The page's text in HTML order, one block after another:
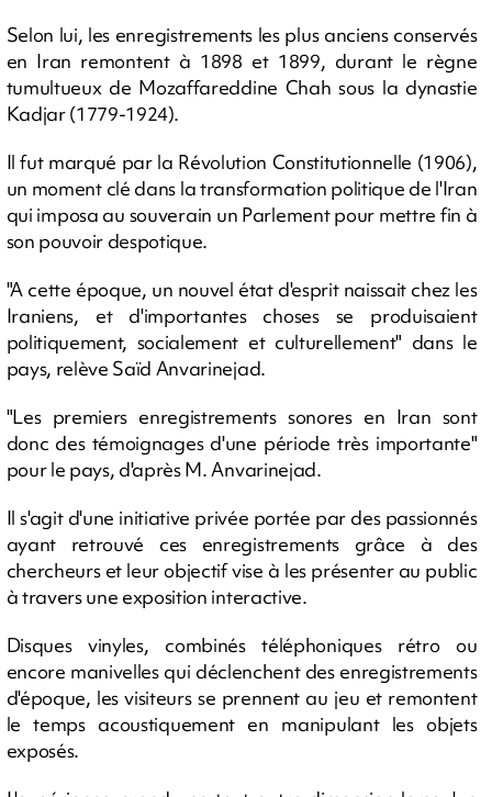
Selon lui, les enregistrements les plus anciens conservés
en Iran remontent à 1898 et 1899, durant le règne
tumultueux de Mozaffareddine Chah sous la dynastie
Kadjar (1779-1924).
Il fut marqué par la Révolution Constitutionnelle (1906),
un moment clé dans la transformation politique de l'Iran
qui imposa au souverain un Parlement pour mettre fin à
son pouvoir despotique.
"A cette époque, un nouvel état d'esprit naissait chez les
Iraniens, et d'importantes choses se produisaient
politiquement, socialement et culturellement" dans le
pays, relève Saïd Anvarinejad.
"Les premiers enregistrements sonores en Iran sont
donc des témoignages d'une période très importante"
pour le pays, d'après M. Anvarinejad.
Il s'agit d'une initiative privée portée par des passionnés
ayant retrouvé ces enregistrements grâce à des
chercheurs et leur objectif vise à les présenter au public
à travers une exposition interactive.
Disques vinyles, combinés téléphoniques rétro ou
encore manivelles qui déclenchent des enregistrements
d'époque, les visiteurs se prennent au jeu et remontent
le temps acoustiquement en manipulant les objets
exposés.